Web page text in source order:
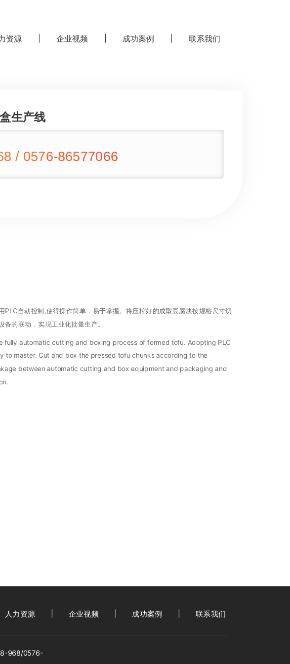
资源 企业视频 成功案例 联系我们
生产线
/ 0576-86577066
自动控制,使得操作简单，易于掌握。将压榨好的成型豆腐块按规格尺寸切
的联动，实现工业化批量生产。
fully automatic cutting and boxing process of formed tofu. Adopting PLC
to master. Cut and box the pressed tofu chunks according to the
between automatic cutting and box equipment and packaging and
968/0576-
人力资源 企业视频 成功案例 联系我们